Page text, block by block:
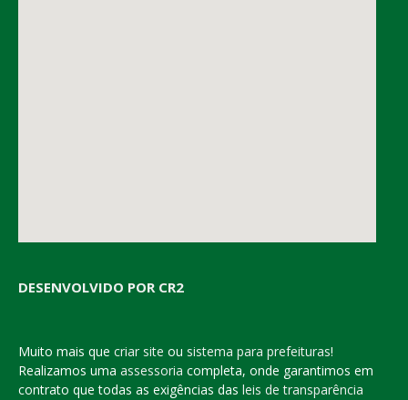
DESENVOLVIDO POR CR2
Muito mais que criar site ou sistema para prefeituras!
Realizamos uma assessoria completa, onde garantimos em
contrato que todas as exigências das leis de transparência